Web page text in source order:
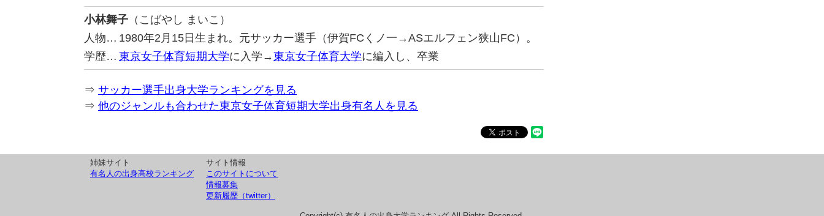
小林舞子 （こばやし まいこ）
人物… 1980年2月15日生まれ。元サッカー選手（伊賀FCくノ一→ASエルフェン狭山FC）。
学歴… 東京女子体育短期大学に入学→東京女子体育大学に編入し、卒業
⇒ サッカー選手出身大学ランキングを見る
⇒ 他のジャンルも合わせた東京女子体育短期大学出身有名人を見る
姉妹サイト
有名人の出身高校ランキング
サイト情報
このサイトについて
情報募集
更新履歴（twitter）